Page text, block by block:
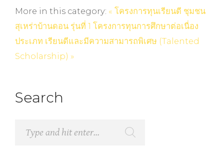
More in this category: « โครงการทุนเรียนดี ชุมชน
สุเหร่าบ้านดอน รุ่นที่ 1 โครงการทุนการศึกษาต่อเนื่อง
ประเภท เรียนดีและมีความสามารถพิเศษ (Talented
Scholarship) »
Search